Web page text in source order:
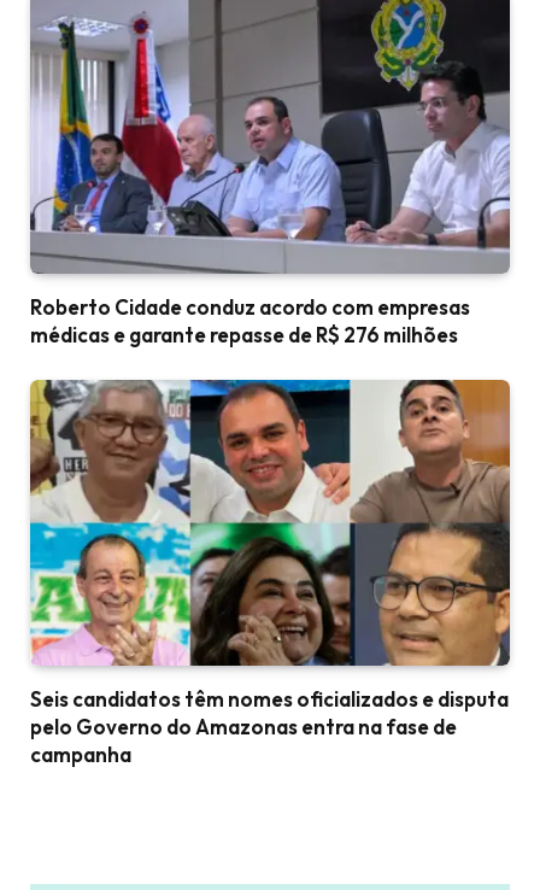
Roberto Cidade conduz acordo com empresas
médicas e garante repasse de R$ 276 milhões
Seis candidatos têm nomes oficializados e disputa
pelo Governo do Amazonas entra na fase de
campanha